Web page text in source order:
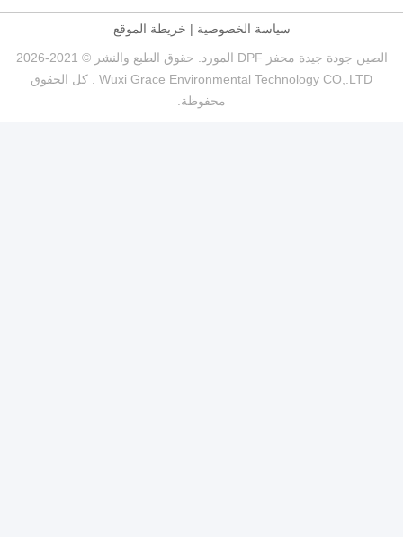
خريطة الموقع
الصين جودة جيدة محفز DPF المورد. حقوق الطبع والنشر © 2021-2026
Wuxi Grace Environmental Technology CO,.LTD . كل الحقوق